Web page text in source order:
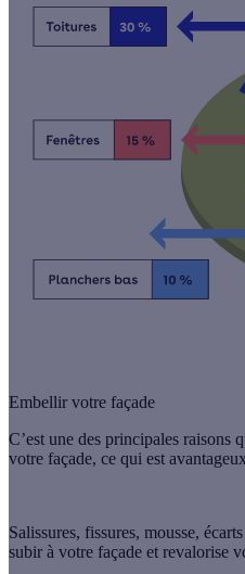
Embellir votre façade
C’est une des principales raisons
votre façade, ce qui est
Salissures, fissures, mousse,
subir à votre façade et revalorise